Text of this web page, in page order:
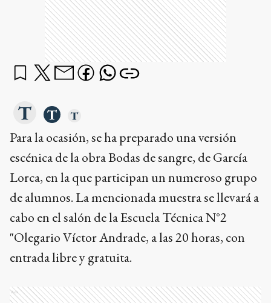
Para la ocasión, se ha preparado una versión
escénica de la obra Bodas de sangre, de García
Lorca, en la que participan un numeroso grupo
de alumnos. La mencionada muestra se llevará a
cabo en el salón de la Escuela Técnica N°2
"Olegario Víctor Andrade, a las 20 horas, con
entrada libre y gratuita.
Ads